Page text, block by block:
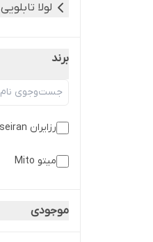
لولا تابلویی
برند
رزایران Roseiran
میتو Mito
موجودی